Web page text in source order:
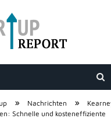
» Nachrichten »
Schnelle und kosteneffiziente